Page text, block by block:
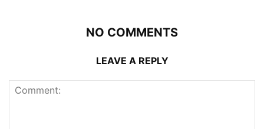
NO COMMENTS
LEAVE A REPLY